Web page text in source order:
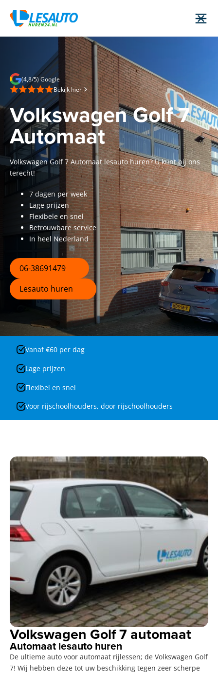
(4,8/5) Google
Bekijk hier
Volkswagen Golf 7
Automaat
Volkswagen Golf 7 Automaat lesauto huren? U kunt bij ons
terecht!
7 dagen per week
Lage prijzen
Flexibele en snel
Betrouwbare service
In heel Nederland
06-38691479
Lesauto huren
Vanaf €60 per dag
Lage prijzen
Flexibel en snel
Voor rijschoolhouders, door rijschoolhouders
Volkswagen Golf 7 automaat
Automaat lesauto huren
De ultieme auto voor automaat rijlessen; de Volkswagen Golf
7! Wij hebben deze tot uw beschikking tegen zeer scherpe